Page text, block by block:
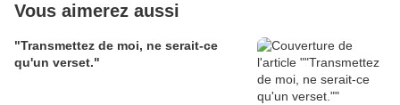
Vous aimerez aussi
"Transmettez de moi, ne serait-ce
qu'un verset."